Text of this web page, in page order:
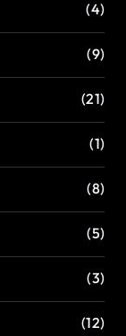
(4)
(9)
(21)
(1)
(8)
(5)
(3)
(12)